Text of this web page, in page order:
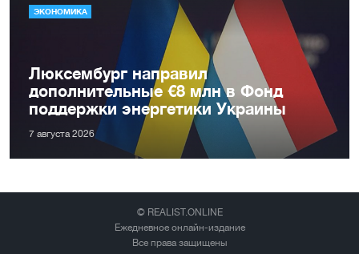
ЭКОНОМИКА
Люксембург направил
дополнительные €8 млн в Фонд
поддержки энергетики Украины
7 августа 2026
© REALIST.ONLINE
Ежедневное онлайн-издание
Все права защищены